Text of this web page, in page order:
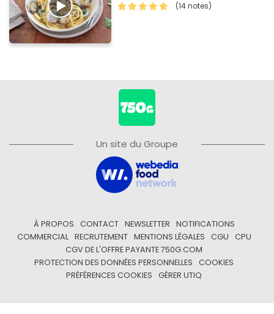
(14 notes)
Un site du Groupe
À PROPOS CONTACT NEWSLETTER
NOTIFICATIONS
COMMERCIAL
RECRUTEMENT MENTIONS LÉGALES CGU
CPU
CGV DE L'OFFRE PAYANTE 750G.COM
PROTECTION DES DONNÉES PERSONNELLES
COOKIES
PRÉFÉRENCES COOKIES
GÉRER UTIQ